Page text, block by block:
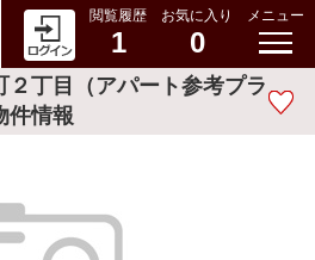
閲覧履歴
1
お気に入り
0
メニュー
２丁目（アパート参考プラ
件情報